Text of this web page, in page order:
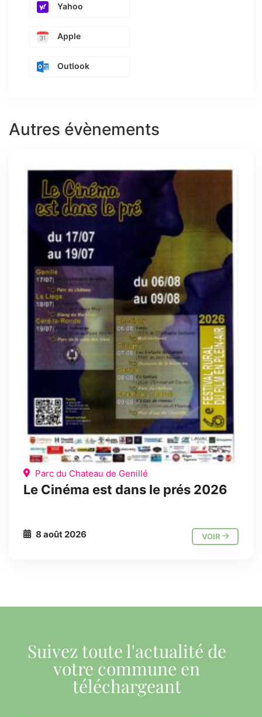
Yahoo
Apple
Outlook
Autres évènements
Parc du Chateau de Genillé
Le Cinéma est dans le prés 2026
8 août 2026 VOIR
Suivez toute l'actualité de
votre commune en
téléchargeant